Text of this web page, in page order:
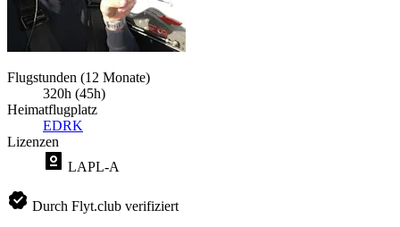
Flugstunden (12 Monate)
320h (45h)
Heimatflugplatz
EDRK
Lizenzen
LAPL-A
Durch Flyt.club verifiziert